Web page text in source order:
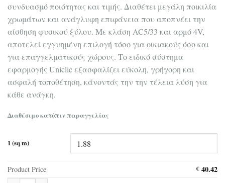
συνδυασμό ποιότητας και τιμής. Διαθέτει μεγάλη ποικιλία
χρωμάτων και ανάγλυφη επιφάνεια που αποπνέει την
αίσθηση φυσικού ξύλου. Με κλάση AC5/33 και αρμό 4V,
αποτελεί εγγυημένη επιλογή τόσο για οικιακούς όσο και
για επαγγελματικούς χώρους. Το ειδικό σύστημα
εφαρμογής Uniclic εξασφαλίζει εύκολη, γρήγορη και
ασφαλή τοποθέτηση, κάνοντάς την την τέλεια λύση για
κάθε ανάγκη.
Διαθέσιμο κατόπιν παραγγελίας
1 (sq m)
Product Price €40.42